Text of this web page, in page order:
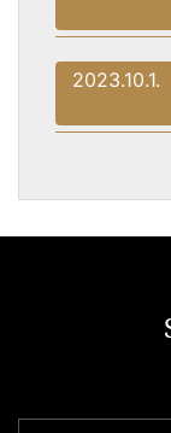
2023.10.1.